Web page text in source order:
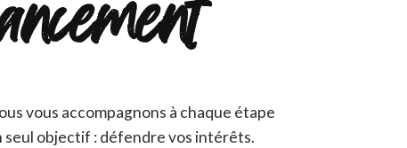
vous accompagnons à chaque étape
objectif : défendre vos intérêts.